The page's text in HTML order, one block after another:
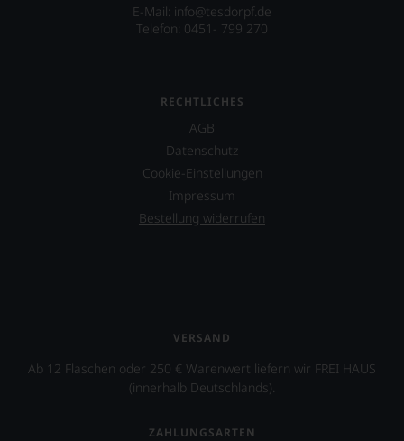
E-Mail: info@tesdorpf.de
Telefon: 0451- 799 270
RECHTLICHES
AGB
Datenschutz
Cookie-Einstellungen
Impressum
Bestellung widerrufen
VERSAND
Ab 12 Flaschen oder 250 € Warenwert liefern wir FREI HAUS
(innerhalb Deutschlands).
ZAHLUNGSARTEN